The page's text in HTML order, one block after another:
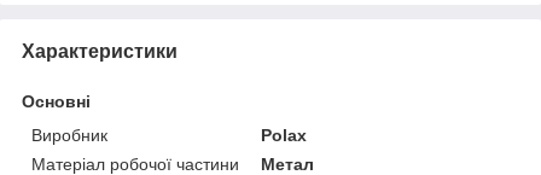
Характеристики
Основні
Виробник
Polax
Матеріал робочої частини
Метал